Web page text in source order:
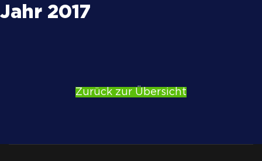
Jahr 2017
Zurück zur Übersicht